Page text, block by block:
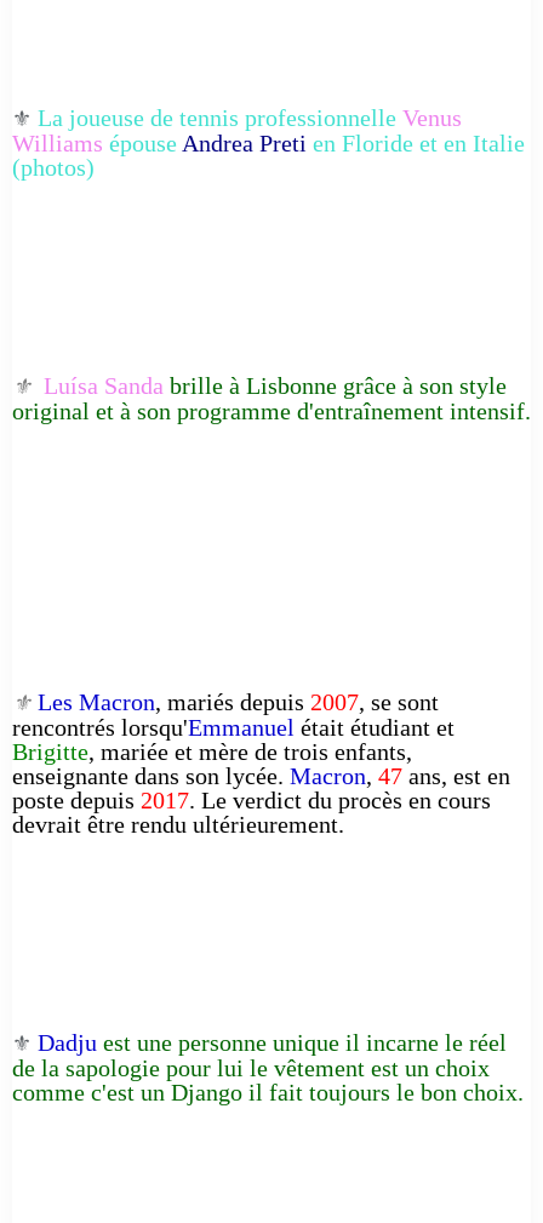
⚜️ La joueuse de tennis professionnelle Venus
Williams épouse Andrea Preti en Floride et en Italie
(photos)
⚜️ Luísa Sanda brille à Lisbonne grâce à son style
original et à son programme d'entraînement intensif.
⚜️ Les Macron, mariés depuis 2007, se sont
rencontrés lorsqu'Emmanuel était étudiant et
Brigitte, mariée et mère de trois enfants,
enseignante dans son lycée. Macron, 47 ans, est en
poste depuis 2017. Le verdict du procès en cours
devrait être rendu ultérieurement.
⚜️ Dadju est une personne unique il incarne le réel
de la sapologie pour lui le vêtement est un choix
comme c'est un Django il fait toujours le bon choix.